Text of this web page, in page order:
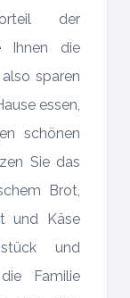
der
Ihnen die
sparen
essen,
schönen
Sie das
Brot,
und Käse
und
Familie